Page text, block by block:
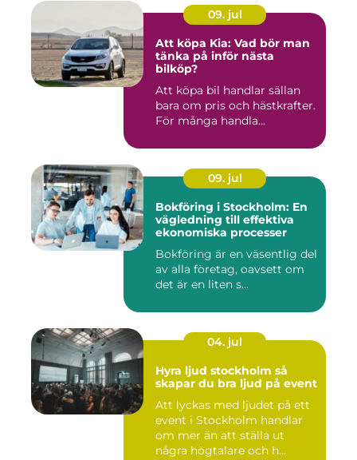
09. jul
Att köpa Kia: Vad bör man
tänka på inför nästa
bilköp?
Att köpa bil handlar sällan
bara om pris och hästkrafter.
För många handla...
09. jul
Bokföring i Stockholm: En
vägledning till effektiva
ekonomiska processer
Bokföring är en väsentlig del
av alla företag, oavsett om
det är en liten s...
04. jul
Hyra ljud stockholm så
skapar du bra ljud på event
Att lyckas med ljudet på ett
event i Stockholm handlar
om mer än att ställa ut
några högtalare och h...